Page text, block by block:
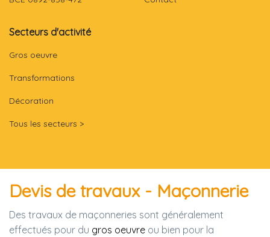
Secteurs d'activité
Gros oeuvre
Transformations
Décoration
Tous les secteurs >
Devis de travaux - Maçonnerie
Des travaux de maçonneries sont généralement
effectués pour du gros oeuvre ou bien pour la